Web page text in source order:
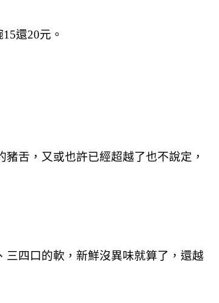
還20元。
豬舌，又或也許已經超越了也不說定，
四口的軟，新鮮沒異味就算了，還越